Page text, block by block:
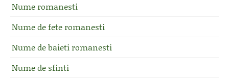
Nume romanesti
Nume de fete romanesti
Nume de baieti romanesti
Nume de sfinti